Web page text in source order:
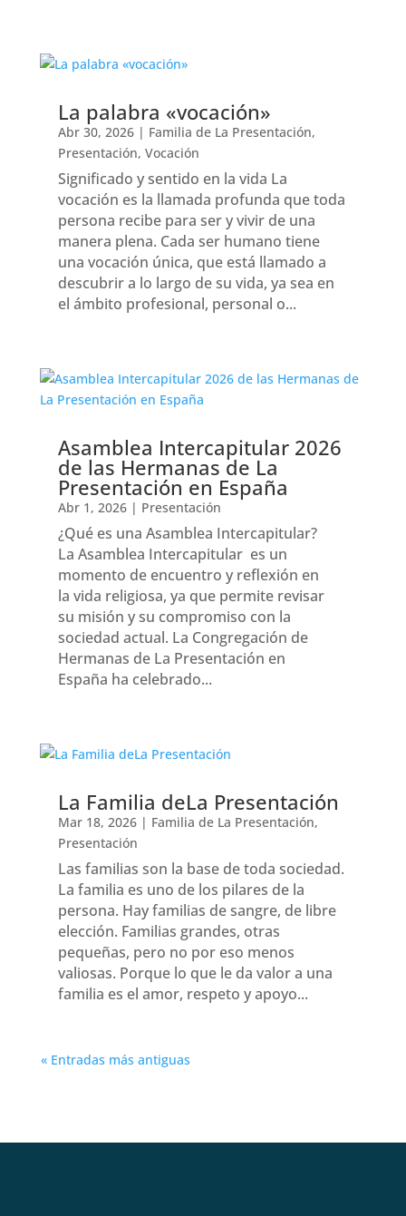
La palabra «vocación»
Abr 30, 2026| Familia de La Presentación,
Presentación, Vocación
Significado y sentido en la vida La
vocación es la llamada profunda que toda
persona recibe para ser y vivir de una
manera plena. Cada ser humano tiene
una vocación única, que está llamado a
descubrir a lo largo de su vida, ya sea en
el ámbito profesional, personal o...
Asamblea Intercapitular 2026
de las Hermanas de La
Presentación en España
Abr 1, 2026| Presentación
¿Qué es una Asamblea Intercapitular?
La Asamblea Intercapitular es un
momento de encuentro y reflexión en
la vida religiosa, ya que permite revisar
su misión y su compromiso con la
sociedad actual. La Congregación de
Hermanas de La Presentación en
España ha celebrado...
La Familia deLa Presentación
Mar 18, 2026| Familia de La Presentación,
Presentación
Las familias son la base de toda sociedad.
La familia es uno de los pilares de la
persona. Hay familias de sangre, de libre
elección. Familias grandes, otras
pequeñas, pero no por eso menos
valiosas. Porque lo que le da valor a una
familia es el amor, respeto y apoyo...
« Entradas más antiguas